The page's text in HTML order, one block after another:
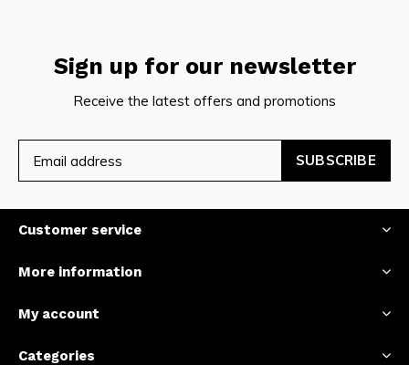
Sign up for our newsletter
Receive the latest offers and promotions
SUBSCRIBE
Customer service
More information
My account
Categories